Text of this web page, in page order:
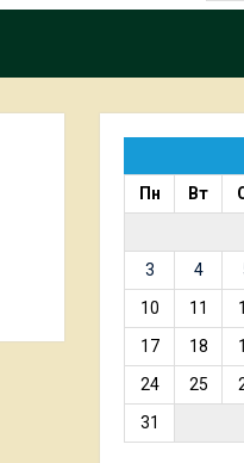
Пн
Вт
3
4
10
11
17
18
24
25
31